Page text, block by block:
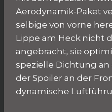
Aerodynamik-Paket
selbige von vorne
Lippe am Heck nicht
angebracht, sie
spezielle Dichtung
der Spoiler an der
dynamische